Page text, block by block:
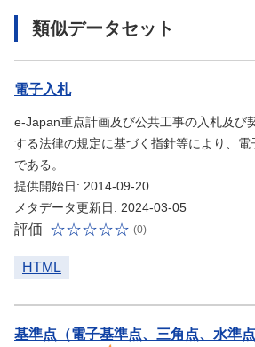
類似データセット
電子入札
e-Japan重点計画及び公共工事の入札及び
する法律の規定に基づく指針等により、
である。
提供開始日: 2014-09-20
メタデータ更新日: 2024-03-05
評価 (0)
HTML
基準点（電子基準点、三角点、水準